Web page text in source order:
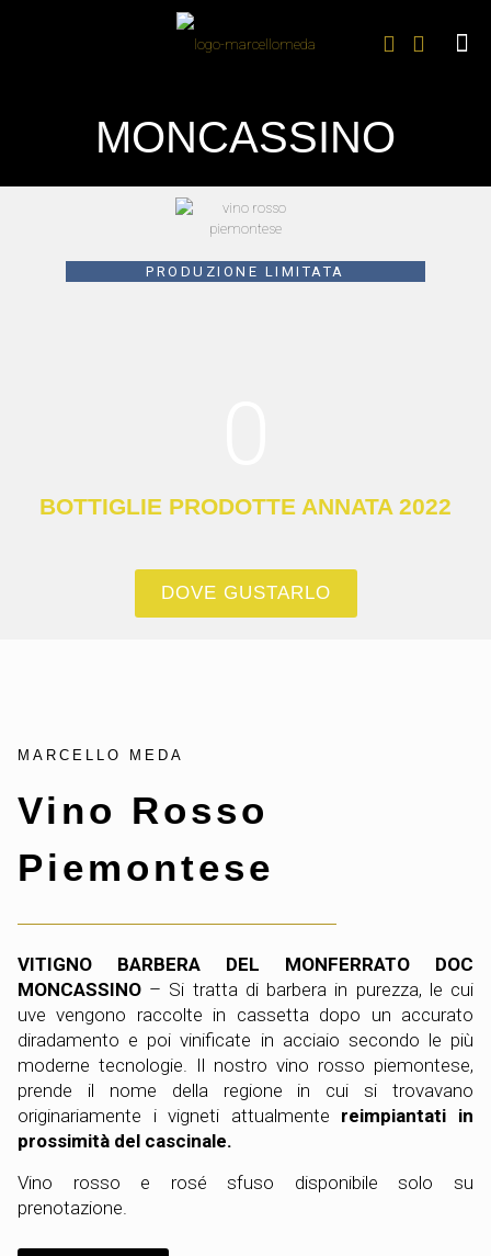
MONCASSINO
PRODUZIONE LIMITATA
BOTTIGLIE PRODOTTE ANNATA 2022
DOVE GUSTARLO
MARCELLO MEDA
Vino Rosso
Piemontese
VITIGNO BARBERA DEL MONFERRATO DOC
MONCASSINO – Si tratta di barbera in purezza, le cui
uve vengono raccolte in cassetta dopo un accurato
diradamento e poi vinificate in acciaio secondo le più
moderne tecnologie. Il nostro vino rosso piemontese,
prende il nome della regione in cui si trovavano
originariamente i vigneti attualmente reimpiantati in
prossimità del cascinale.
Vino rosso e rosé sfuso disponibile solo su
prenotazione.